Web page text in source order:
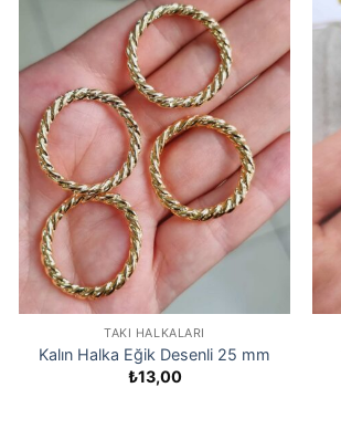
TAKI HALKALARI
Kalın Halka Eğik Desenli 25 mm
₺13,00